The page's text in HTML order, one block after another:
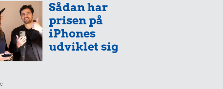
Sådan har
prisen på
iPhones
udviklet sig